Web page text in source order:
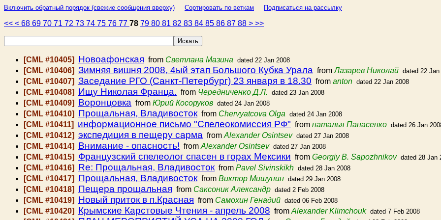
Включить обратный порядок (свежие сообщения вверху) Сортировать по веткам Подписаться на рассылку
<< < 68 69 70 71 72 73 74 75 76 77 78 79 80 81 82 83 84 85 86 87 88 > >>
[CML #10405] Новоафонская from Светлана Мазина dated 22 Jan 2008
[CML #10406] Зимняя вишня 2008, 4ый этап Большого Кубка Урала fromЛазарев Николай dated 22 Jan
[CML #10407] Заседание РГО (Санкт-Петербург) 23 января в 18.30 from anton dated 22 Jan 2008
[CML #10408] Ищу Николая Франца. from Чередниченко Д.Л. dated 23 Jan 2008
[CML #10409] Воронцовка from Юрий Косоруков dated 24 Jan 2008
[CML #10410] Прощальная, Владивосток from Chervyatcova Olga dated 24 Jan 2008
[CML #10411] информационное письмо "Спелеокомиссия РФ" from наталья Панасенко dated 26 Jan
[CML #10412] экспедиция в пещеру сарма from Alexander Osintsev dated 27 Jan 2008
[CML #10414] Внимание - опасность! from Alexander Osintsev dated 27 Jan 2008
[CML #10415] Французский спелеолог спасен в горах Мексики from Georgiy B. Sapozhnikov dated 28 Jan
[CML #10416] Re: Прощальная, Владивосток from Pavel Sivinskikh dated 28 Jan 2008
[CML #10417] Прощальная, Владивосток from Виктор Мишунин dated 29 Jan 2008
[CML #10418] Пещера прощальная from Саксоник Александр dated 2 Feb 2008
[CML #10419] Новый приток в п.Красная from Самохин Генадий dated 06 Feb 2008
[CML #10420] Крымские Карстовые Чтения - апрель 2008 from Alexander Klimchouk dated 7 Feb 2008